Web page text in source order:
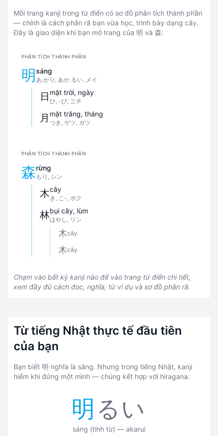
Mỗi trang kanji trong từ điển có sơ đồ phân tích thành phần
— chính là cách phân rã bạn vừa học, trình bày dạng cây.
Đây là giao diện khi bạn mở trang của 明 và 森:
PHÂN TÍCH THÀNH PHẦN
明sáng
あ.かり, あか.るい, メイ
日 mặt trời, ngày
ひ, -び, ニチ
月 mặt trăng, tháng
つき, ゲツ, ガツ
PHÂN TÍCH THÀNH PHẦN
森rừng
もり, シン
木cây
き, こ-, ボク
林bụi cây, lùm
はやし, リン
木cây
木cây
Chạm vào bất kỳ kanji nào để vào trang từ điển chi tiết,
xem đầy đủ cách đọc, nghĩa, từ ví dụ và sơ đồ phân rã.
Từ tiếng Nhật thực tế đầu tiên
của bạn
Bạn biết 明 nghĩa là sáng. Nhưng trong tiếng Nhật, kanji
hiếm khi đứng một mình — chúng kết hợp với hiragana:
明 るい
sáng (tính từ) — akarui